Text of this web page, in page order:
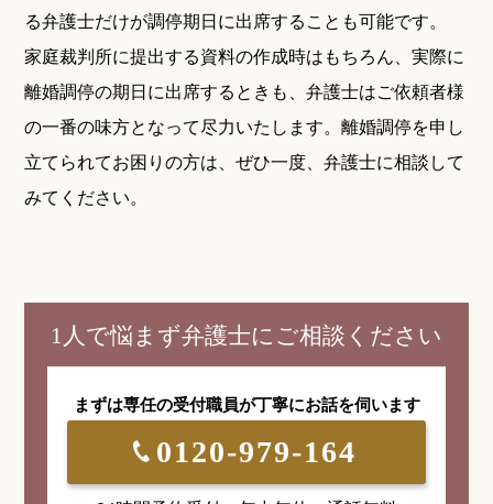
る弁護士だけが調停期日に出席することも可能です。
家庭裁判所に提出する資料の作成時はもちろん、実際に
離婚調停の期日に出席するときも、弁護士はご依頼者様
の一番の味方となって尽力いたします。離婚調停を申し
立てられてお困りの方は、ぜひ一度、弁護士に相談して
みてください。
1人で悩まず弁護士にご相談ください
まずは専任の受付職員が丁寧にお話を伺います
0120-979-164